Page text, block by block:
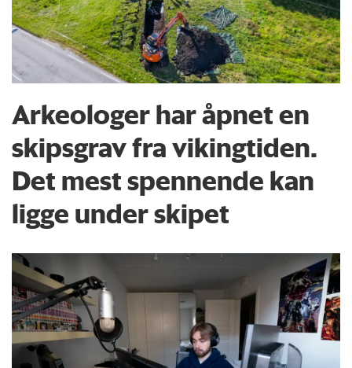
Arkeologer har åpnet en
skipsgrav fra vikingtiden.
Det mest spennende kan
ligge under skipet